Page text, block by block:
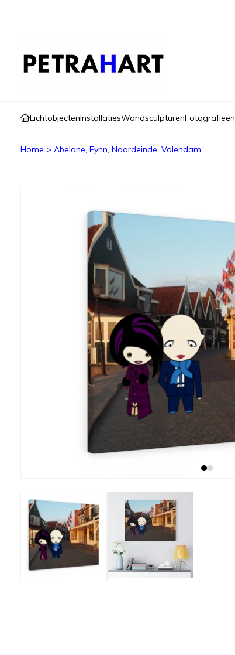
LichtobjectenInstallatiesWandsculpturenFotografieën
Home > Abelone, Fynn, Noordeinde, Volendam